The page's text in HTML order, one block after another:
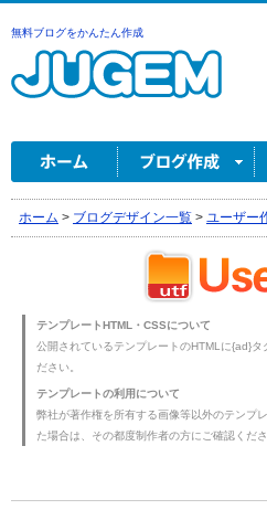
無料ブログをかんたん作成
ホーム > ブログデザイン一覧 > ユーザー
テンプレートHTML・CSSについて
公開されているテンプレートのHTMLに{ad}
ださい。
テンプレートの利用について
弊社が著作権を所有する画像等以外のテンプ
た場合は、その都度制作者の方にご確認くださ